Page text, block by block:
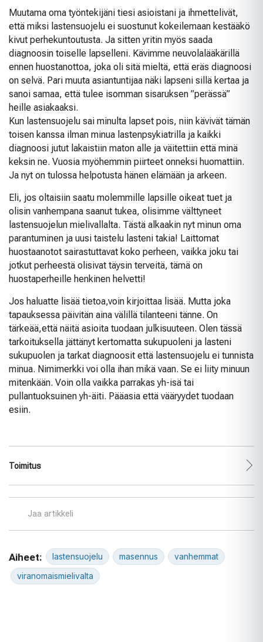
Muutama oma työntekijäni tiesi asioistani ja ihmettelivät,
että miksi lastensuojelu ei suostunut kokeilemaan kestääkö
kivut perhekuntoutusta. Ja sitten yritin myös saada
diagnoosin toiselle lapselleni. Kävimme neuvolalääkärillä
ennen huostanottoa, joka oli sitä mieltä, että eräs diagnoosi
on selvä. Pari muuta asiantuntijaa näki lapseni sillä kertaa ja
sanoi samaa, että tulee isomman sisaruksen ”perässä”
heille asiakaaksi.
Kun lastensuojelu sai minulta lapset pois, niin kävivät tämän
toisen kanssa ilman minua lastenpsykiatrilla ja kaikki
diagnoosi jutut lakaistiin maton alle ja väitettiin että minä
keksin ne. Vuosia myöhemmin piirteet onneksi huomattiin.
Ja nyt on tulossa helpotusta hänen elämään ja arkeen.
Eli, jos oltaisiin saatu molemmille lapsille oikeat tuet ja
olisin vanhempana saanut tukea, olisimme välttyneet
lastensuojelun mielivallalta. Tästä alkaakin nyt minun oma
parantuminen ja uusi taistelu lasteni takia! Laittomat
huostaanotot sairastuttavat koko perheen, vaikka joku tai
jotkut perheestä olisivat täysin terveitä, tämä on
huostaperheille henkinen helvetti!
Jos haluatte lisää tietoa,voin kirjoittaa lisää. Mutta joka
tapauksessa päivitän aina välillä tilanteeni tänne. On
tärkeää,että näitä asioita tuodaan julkisuuteen. Olen tässä
tarkoituksella jättänyt kertomatta sukupuoleni ja lasteni
sukupuolen ja tarkat diagnoosit että lastensuojelu ei tunnista
minua. Nimimerkki voi olla ihan mikä vaan. Se ei liity minuun
mitenkään. Voin olla vaikka parrakas yh-isä tai
pullantuoksuinen yh-äiti. Pääasia että vääryydet tuodaan
esiin.
Toimitus
Jaa artikkeli
Aiheet: lastensuojelu masennus
vanhemmat
viranomaismielivalta